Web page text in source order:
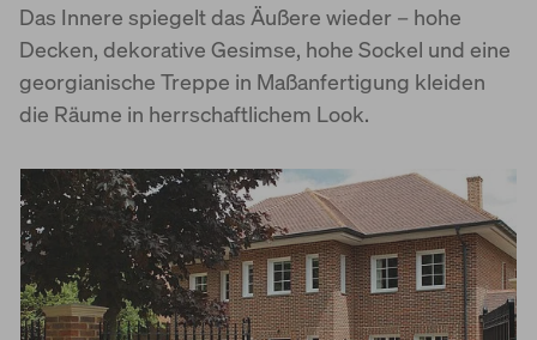
Das Innere spiegelt das Äußere wieder – hohe
Decken, dekorative Gesimse, hohe Sockel und eine
georgianische Treppe in Maßanfertigung kleiden
die Räume in herrschaftlichem Look.